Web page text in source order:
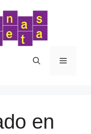
Menú
en